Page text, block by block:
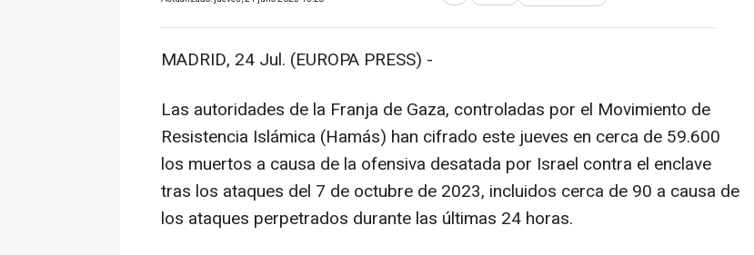
MADRID, 24 Jul. (EUROPA PRESS) -
Las autoridades de la Franja de Gaza, controladas por el Movimiento de
Resistencia Islámica (Hamás) han cifrado este jueves en cerca de 59.600
los muertos a causa de la ofensiva desatada por Israel contra el enclave
tras los ataques del 7 de octubre de 2023, incluidos cerca de 90 a causa de
los ataques perpetrados durante las últimas 24 horas.